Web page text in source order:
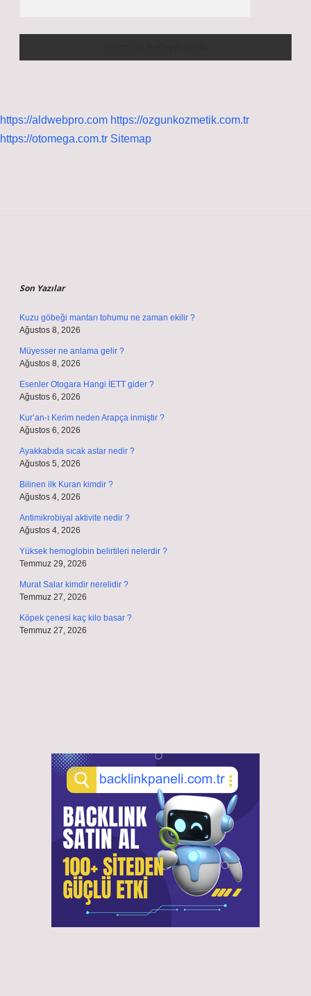
https://aldwebpro.com https://ozgunkozmetik.com.tr
https://otomega.com.tr Sitemap
Son Yazılar
Kuzu göbeği mantarı tohumu ne zaman ekilir ?
Ağustos 8, 2026
Müyesser ne anlama gelir ?
Ağustos 8, 2026
Esenler Otogara Hangi İETT gider ?
Ağustos 6, 2026
Kur’an-ı Kerim neden Arapça inmiştir ?
Ağustos 6, 2026
Ayakkabıda sıcak astar nedir ?
Ağustos 5, 2026
Bilinen ilk Kuran kimdir ?
Ağustos 4, 2026
Antimikrobiyal aktivite nedir ?
Ağustos 4, 2026
Yüksek hemoglobin belirtileri nelerdir ?
Temmuz 29, 2026
Murat Salar kimdir nerelidir ?
Temmuz 27, 2026
Köpek çenesi kaç kilo basar ?
Temmuz 27, 2026